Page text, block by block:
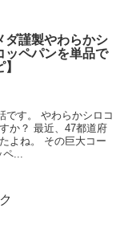
ダ謹製やわらかシ
ッペパンを単品で
です。 やわらかシロコ
か？ 最近、47都道府
よね。 その巨大コー
...